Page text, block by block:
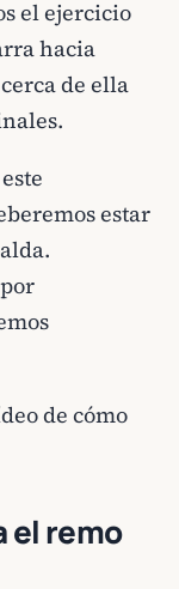
el ejercicio
hacia
de ella
estar
de cómo
el remo